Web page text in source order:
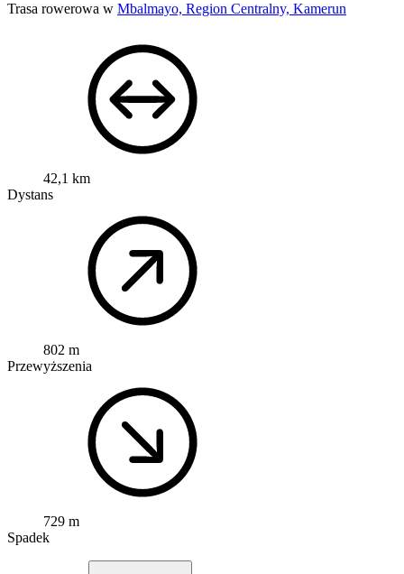
Trasa rowerowa w Mbalmayo, Region Centralny, Kamerun
42,1 km
Dystans
802 m
Przewyższenia
729 m
Spadek